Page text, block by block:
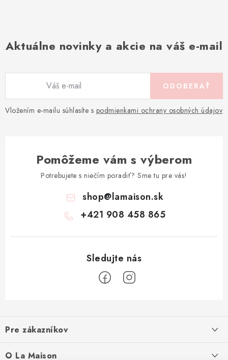
Aktuálne novinky a akcie na váš e-mail
Vložením e-mailu súhlasíte s podmienkami ochrany osobných údajov
ODOBERAŤ
Pomôžeme vám s výberom
Potrebujete s niečím poradiť? Sme tu pre vás!
shop@lamaison.sk
+421 908 458 865
p
ä
Pre zákazníkov
O La Maison